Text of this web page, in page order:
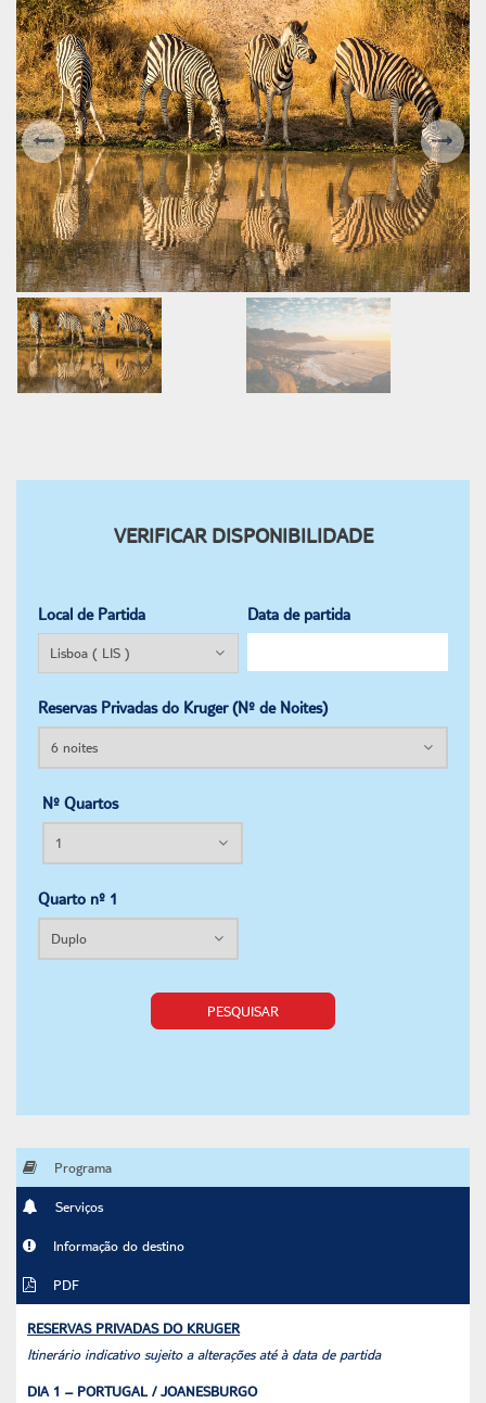
safari na reserva privada numa base regular e com um guia de
língua inglesa (se houver mais do que um veículo, o guia rodará
entre eles); entradas, visitas e safaris conforme itinerário; seguro
de viagem; taxas de aeroporto e combustível (sujeitas a alteração
até à data de emissão dos bilhetes).
VERIFICAR DISPONIBILIDADE
Local de Partida Data de partida
Reservas Privadas do Kruger (Nº de Noites)
Nº Quartos
Quarto nº 1
PESQUISAR
Programa
Serviços
Informação do destino
PDF
RESERVAS PRIVADAS DO KRUGER
Itinerário indicativo sujeito a alterações até à data de partida
DIA 1 – PORTUGAL / JOANESBURGO